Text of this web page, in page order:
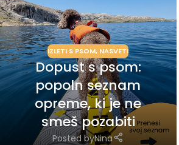
IZLETI S PSOM, NASVETI
Dopust s psom:
popoln seznam
opreme, ki je ne
smeš pozabiti
Posted byNina